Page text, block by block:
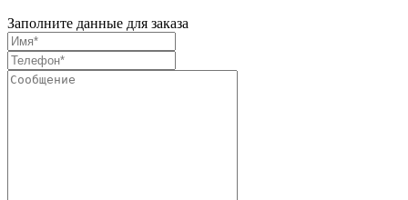
Заполните данные для заказа